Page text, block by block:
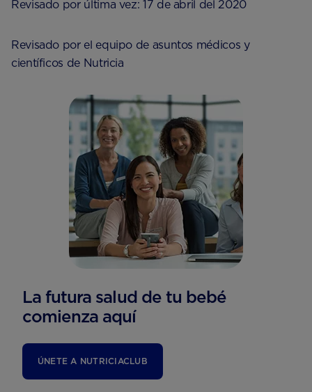
Revisado por última vez: 17 de abril del 2020
Revisado por el equipo de asuntos médicos y
científicos de Nutricia
La futura salud de tu bebé
comienza aquí
ÚNETE A NUTRICIACLUB